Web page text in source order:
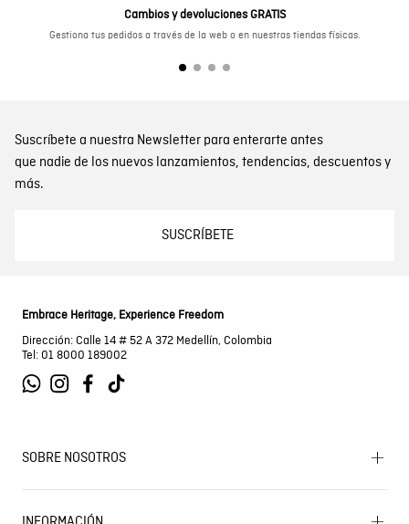
Cambios y devoluciones GRATIS
Gestiona tus pedidos a través de la web o en nuestras tiendas físicas.
Suscríbete a nuestra Newsletter para enterarte antes
que nadie de los nuevos lanzamientos, tendencias, descuentos y
más.
SUSCRÍBETE
Embrace Heritage, Experience Freedom
Dirección: Calle 14 # 52 A 372 Medellín, Colombia
Tel: 01 8000 189002
SOBRE NOSOTROS
Encuentra tu tienda